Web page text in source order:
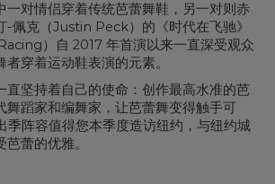
一对情侣穿着传统芭蕾舞鞋，另一对则赤
-佩克（Justin Peck）的《时代在飞驰》
）自 2017 年首演以来一直深受观众
穿着运动鞋表演的元素。
直坚持着自己的使命：创作最高水准的芭
舞蹈家和编舞家，让芭蕾舞变得触手可
季阵容值得您本季度造访纽约，与纽约城
蕾的优雅。